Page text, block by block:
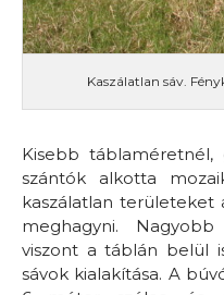
Kaszálatlan sáv.
Kisebb táblaméretnél,
szántók alkotta
kaszálatlan területeket
meghagyni.
viszont a táblán belül
sávok kialakítása. A